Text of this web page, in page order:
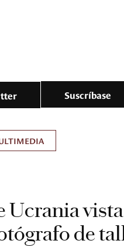
Suscríbase
Ucrania
de